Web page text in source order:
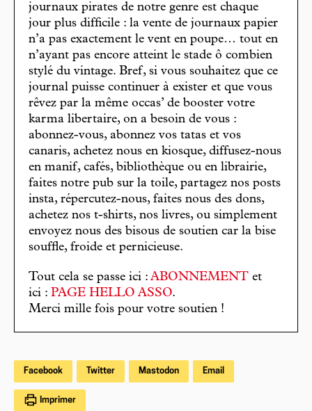
journaux pirates de notre genre est chaque
jour plus difficile : la vente de journaux papier
n’a pas exactement le vent en poupe… tout en
n’ayant pas encore atteint le stade ô combien
stylé du vintage. Bref, si vous souhaitez que ce
journal puisse continuer à exister et que vous
rêvez par la même occas’ de booster votre
karma libertaire, on a besoin de vous :
abonnez-vous, abonnez vos tatas et vos
canaris, achetez nous en kiosque, diffusez-nous
en manif, cafés, bibliothèque ou en librairie,
faites notre pub sur la toile, partagez nos posts
insta, répercutez-nous, faites nous des dons,
achetez nos t-shirts, nos livres, ou simplement
envoyez nous des bisous de soutien car la bise
souffle, froide et pernicieuse.
Tout cela se passe ici : ABONNEMENT et
ici : PAGE HELLO ASSO.
Merci mille fois pour votre soutien !
Facebook Twitter Mastodon Email
Imprimer